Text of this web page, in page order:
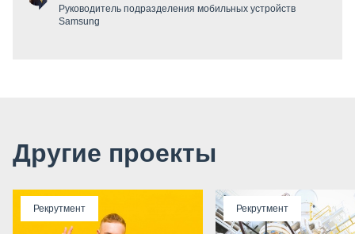
Руководитель подразделения мобильных устройств
Samsung
Другие проекты
Рекрутмент Рекрутмент